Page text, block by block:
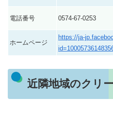
電話番号 0574-67-0253
ホームページ
https://ja-
近隣地域のクリ